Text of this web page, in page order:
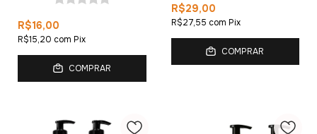
R$16,00
R$15,20 com Pix
COMPRAR
R$29,00
R$27,55 com Pix
COMPRAR